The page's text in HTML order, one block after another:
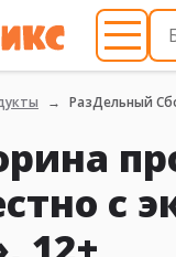
РазДельный
с